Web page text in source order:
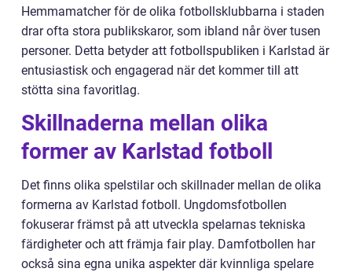
Hemmamatcher för de olika fotbollsklubbarna i staden
drar ofta stora publikskaror, som ibland når över tusen
personer. Detta betyder att fotbollspubliken i Karlstad är
entusiastisk och engagerad när det kommer till att
stötta sina favoritlag.
Skillnaderna mellan olika
former av Karlstad fotboll
Det finns olika spelstilar och skillnader mellan de olika
formerna av Karlstad fotboll. Ungdomsfotbollen
fokuserar främst på att utveckla spelarnas tekniska
färdigheter och att främja fair play. Damfotbollen har
också sina egna unika aspekter där kvinnliga spelare